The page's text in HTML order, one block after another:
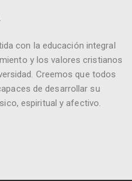
con la educación integral
y los valores cristianos
Creemos que todos
de desarrollar su
espiritual y afectivo.